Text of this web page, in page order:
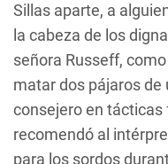
Sillas aparte, a
la cabeza de los
señora Russeff,
matar dos pájaros de
consejero en
recomendó al
para los sordos